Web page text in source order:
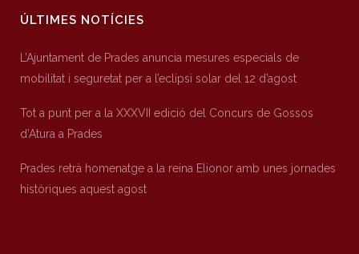
ÚLTIMES NOTÍCIES
L’Ajuntament de Prades anuncia mesures especials de
mobilitat i seguretat per a l’eclipsi solar del 12 d’agost
Tot a punt per a la XXXVII edició del Concurs de Gossos
d’Atura a Prades
Prades retrà homenatge a la reina Elionor amb unes jornades
històriques aquest agost